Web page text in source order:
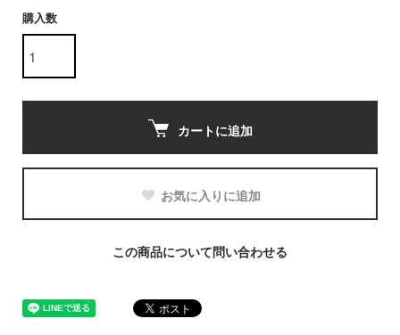
購入数
カートに追加
お気に入りに追加
この商品について問い合わせる